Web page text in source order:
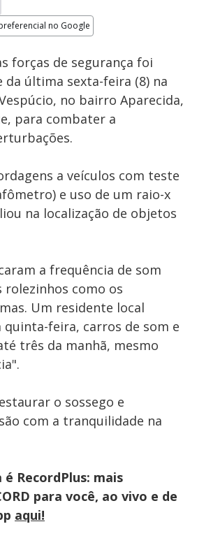
no Google
forças de segurança foi
da última sexta-feira (8) na
no bairro Aparecida,
para combater a
a veículos com teste
e uso de um raio-x
na localização de objetos
a frequência de som
rolezinhos como os
Um residente local
feira, carros de som e
três da manhã, mesmo
o sossego e
com a tranquilidade na
RecordPlus: mais
para você, ao vivo e de
aqui!